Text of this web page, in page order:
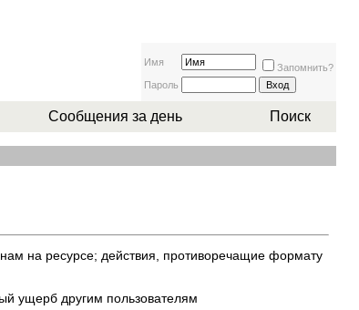
Имя
Запомнить?
Пароль
Сообщения за день Поиск
на ресурсе; действия, противоречащие формату
ущерб другим пользователям